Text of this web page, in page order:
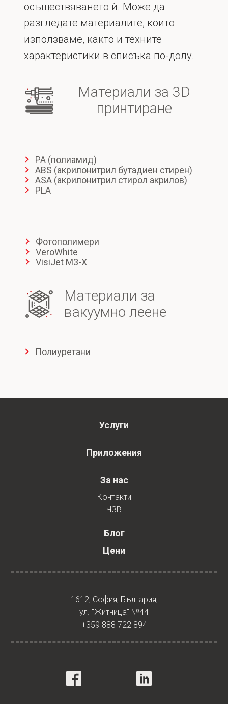
осъществяването ѝ. Може да
разгледате материалите, които
използваме, както и техните
характеристики в списъка по-долу.
Материали за 3D
принтиране
PA (полиамид)
ABS (акрилонитрил бутадиен стирен)
ASA (акрилонитрил стирол акрилов)
PLA
Фотополимери
VeroWhite
VisiJet M3-X
Материали за
вакуумно леене
Полиуретани
Услуги
Приложения
За нас
Контакти
ЧЗВ
Блог
Цени
1612, София, България,
ул. "Житница" №44
+359 888 722 894